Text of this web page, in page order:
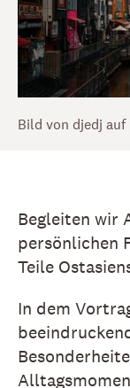
Bild von djedj auf
Begleiten wir
persönlichen
Teile
In dem